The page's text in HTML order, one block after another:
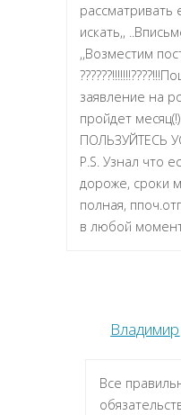
рассматривать
искать,,
,,Возместим
заявление на
пройдет
ПОЛЬЗУЙТЕСЬ
P.S. Узнал что
дороже, сроки
полная,
в любой
Владимир
Все